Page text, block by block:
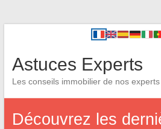
Astuces Experts
Les conseils immobilier de nos experts
Découvrez les